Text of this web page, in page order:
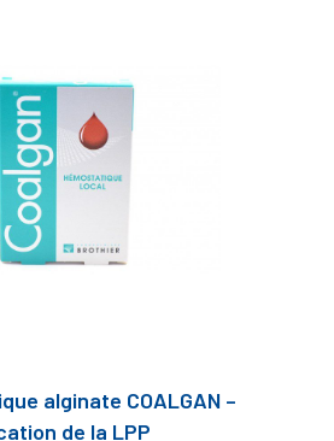
alginate COALGAN –
de la LPP